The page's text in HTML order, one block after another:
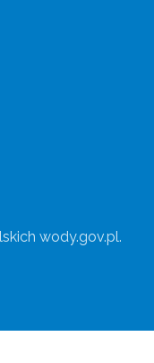
wody.gov.pl.